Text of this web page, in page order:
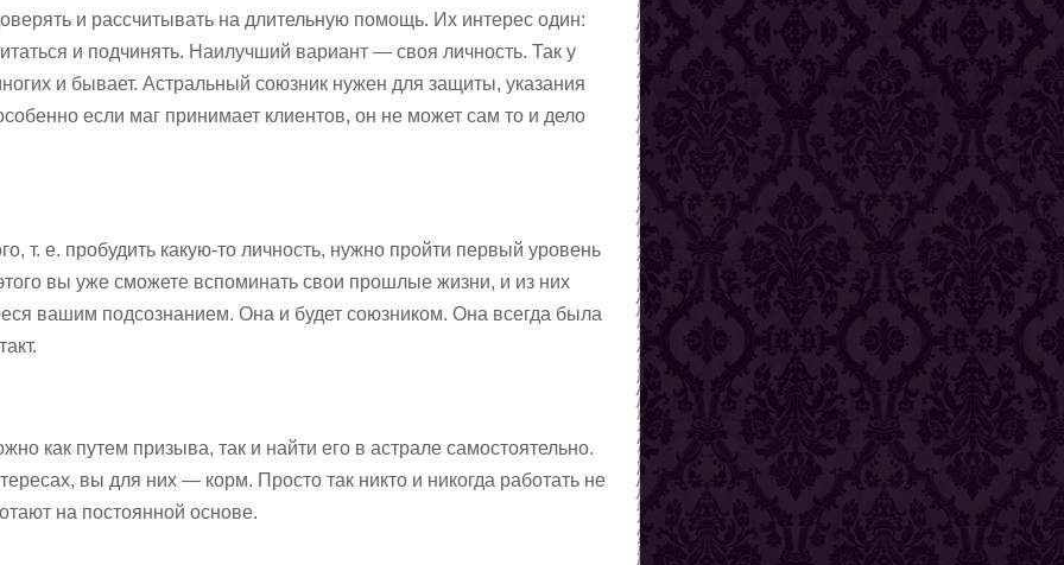
и рассчитывать на длительную помощь. Их интерес один:
и подчинять. Наилучший вариант — своя личность. Так у
и бывает. Астральный союзник нужен для защиты, указания
если маг принимает клиентов, он не может сам то и дело
т. е. пробудить какую-то личность, нужно пройти первый уровень
вы уже сможете вспоминать свои прошлые жизни, и из них
вашим подсознанием. Она и будет союзником. Она всегда была
как путем призыва, так и найти его в астрале самостоятельно.
вы для них — корм. Просто так никто и никогда работать не
на постоянной основе.